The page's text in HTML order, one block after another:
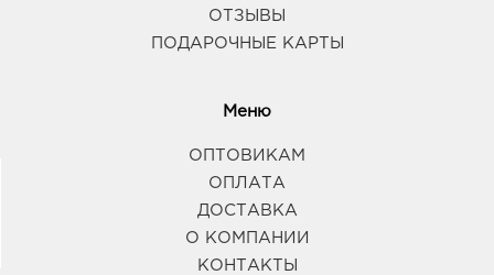
ОТЗЫВЫ
ПОДАРОЧНЫЕ КАРТЫ
Меню
ОПТОВИКАМ
ОПЛАТА
ДОСТАВКА
О КОМПАНИИ
КОНТАКТЫ